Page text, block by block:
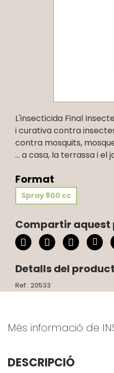
L'insecticida Final
i curativa contra
contra mosquits,
… a casa, la terrassa i el
Format
Spray 800 cc
Compartir aquest
Detalls del
Ref.: 20533
Més informació de
DESCRIPCIÓ